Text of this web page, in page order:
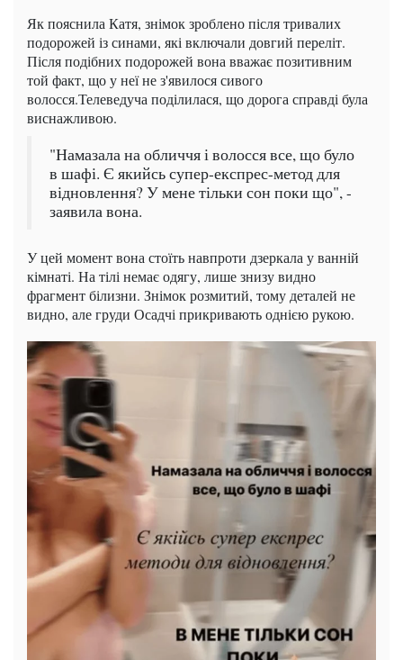
Як пояснила Катя, знімок зроблено після тривалих
подорожей із синами, які включали довгий переліт.
Після подібних подорожей вона вважає позитивним
той факт, що у неї не з'явилося сивого
волосся.Телеведуча поділилася, що дорога справді була
виснажливою.
"Намазала на обличчя і волосся все, що було
в шафі. Є якийсь супер-експрес-метод для
відновлення? У мене тільки сон поки що", -
заявила вона.
У цей момент вона стоїть навпроти дзеркала у ванній
кімнаті. На тілі немає одягу, лише знизу видно
фрагмент білизни. Знімок розмитий, тому деталей не
видно, але груди Осадчі прикривають однією рукою.